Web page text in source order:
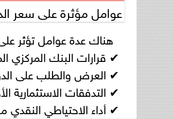
عوامل مؤثرة على سعر
هناك عدة عوامل تؤثر
✔ قرارات البنك المركزي
✔ العرض والطلب على
✔ التدفقات الاستثمارية
✔ أداء الاحتياطي النقدي